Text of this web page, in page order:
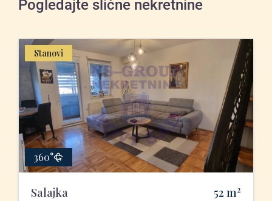
Pogledajte slične nekretnine
Stanovi
360°
Salajka 52 m2